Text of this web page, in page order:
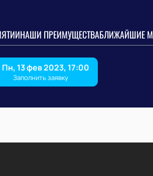
НАШИ ПРЕИМУЩЕСТВАБЛИЖАЙШИЕ